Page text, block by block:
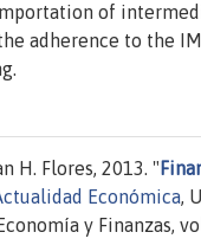
of
adherence to the
H. Flores, 2013. "
Económica,
y Finanzas,